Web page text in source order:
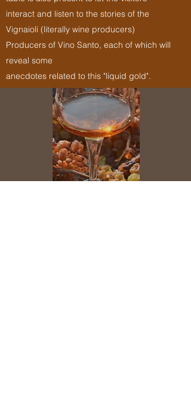
interact and listen to the stories of the
Vignaioli (literally wine producers)
Producers of Vino Santo, each of which will
reveal some
anecdotes related to this "liquid gold".